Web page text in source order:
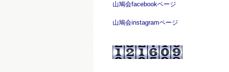
山鳩会facebookページ
山鳩会instagramページ